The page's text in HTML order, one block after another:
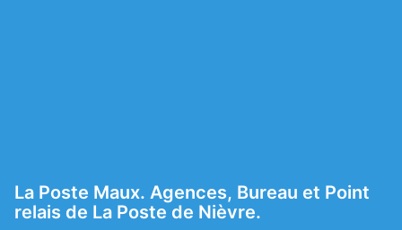
La Poste Maux. Agences, Bureau et Point
relais de La Poste de Nièvre.